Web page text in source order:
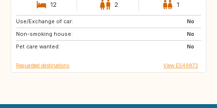
12 2 1
Use/Exchange of car:
No
Non-smoking house:
No
Pet care wanted:
No
ES
TH
Requested destinations View ES49873